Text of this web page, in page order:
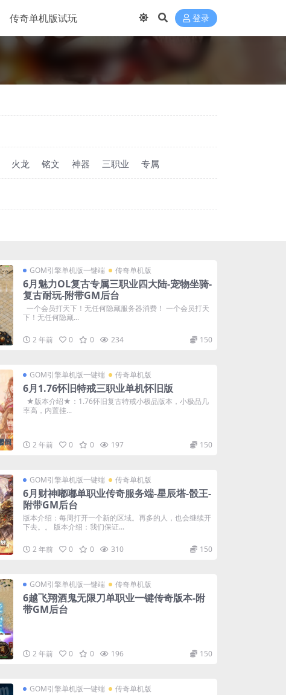
传奇单机版试玩 登录
火龙 铭文 神器 三职业 专属
GOM引擎单机版一键端 传奇单机版
6月魅力OL复古专属三职业四大陆-宠物坐骑-
复古耐玩-附带GM后台
一个会员打天下！无任何隐藏服务器消费！ 一个会员打天
下！无任何隐藏...
2 年前 0 0 234 150
GOM引擎单机版一键端 传奇单机版
6月1.76怀旧特戒三职业单机怀旧版
★版本介绍★：1.76怀旧复古特戒小极品版本，小极品几
率高，内置挂...
2 年前 0 0 197 150
GOM引擎单机版一键端 传奇单机版
6月财神嘟嘟单职业传奇服务端-星辰塔-骰王-
附带GM后台
版本介绍：每周打开一个新的区域。再多的人，也会继续开
下去。。 版本介绍：我们保证...
2 年前 0 0 310 150
GOM引擎单机版一键端 传奇单机版
6越飞翔酒鬼无限刀单职业一键传奇版本-附
带GM后台
2 年前 0 0 196 150
GOM引擎单机版一键端 传奇单机版